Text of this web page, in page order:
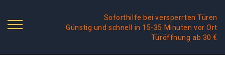
Soforthilfe bei versperrten Türen
Günstig und schnell in 15-35 Minuten vor Ort
Türöffnung ab 30 €